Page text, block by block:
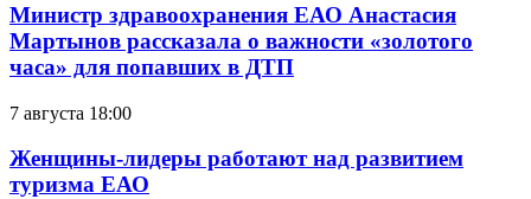
Министр здравоохранения ЕАО Анастасия
Мартынов рассказала о важности «золотого
часа» для попавших в ДТП
7 августа 18:00
Женщины-лидеры работают над развитием
туризма ЕАО